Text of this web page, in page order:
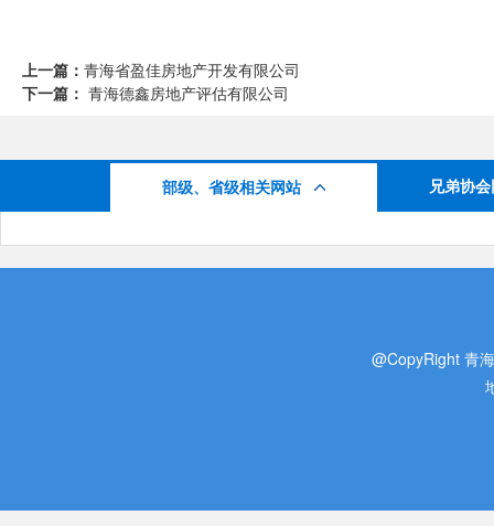
上一篇： 青海省盈佳房地产开发有限公司
下一篇： 青海德鑫房地产评估有限公司
部级、省级相关网站 兄弟协
@CopyRight 青